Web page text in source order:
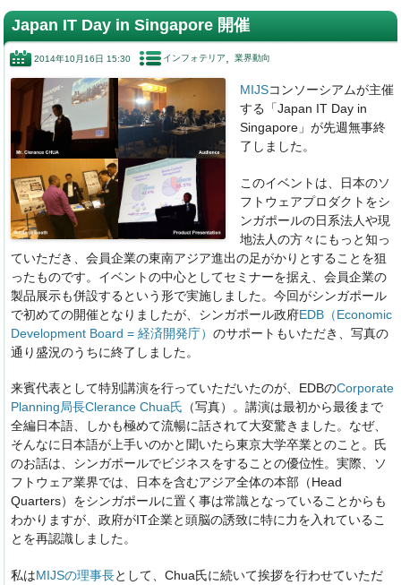
c
e
b
o
o
k
k
e
dI
n
e
e
n
a
Japan IT Day in Singapore 開催
2014年10月16日 15:30 インフォテリア 業界動向
MIJSコンソーシアムが主催
する「Japan IT Day in
Singapore」が先週無事終
了しました。
このイベントは、日本のソ
フトウェアプロダクトをシ
ンガポールの日系法人や現
地法人の方々にもっと知っ
ていただき、会員企業の東南アジア進出の足がかりとすることを狙
ったものです。イベントの中心としてセミナーを据え、会員企業の
製品展示も併設するという形で実施しました。今回がシンガポール
で初めての開催となりましたが、シンガポール政府EDB（Economic
Development Board = 経済開発庁）のサポートもいただき、写真の
通り盛況のうちに終了しました。
来賓代表として特別講演を行っていただいたのが、EDBのCorporate
Planning局長Clerance Chua氏 （写真）。講演は最初から最後まで
全編日本語、しかも極めて流暢に話されて大変驚きました。なぜ、
そんなに日本語が上手いのかと聞いたら東京大学卒業とのこと。氏
のお話は、シンガポールでビジネスをすることの優位性。実際、ソ
フトウェア業界では、日本を含むアジア全体の本部（Head
Quarters）をシンガポールに置く事は常識となっていることからも
わかりますが、政府がIT企業と頭脳の誘致に特に力を入れているこ
とを再認識しました。
私はMIJSの理事長として、Chua氏に続いて挨拶を行わせていただ